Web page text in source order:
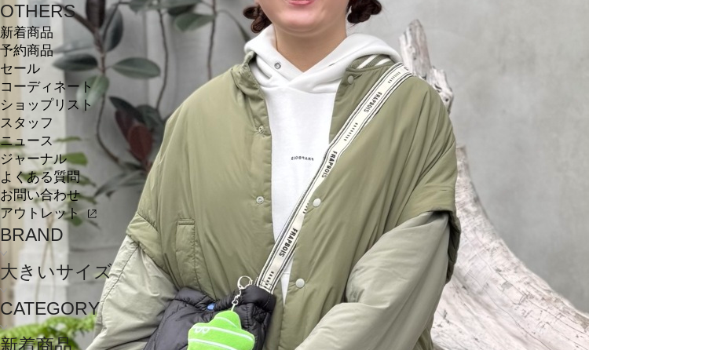
OTHERS
新着商品
予約商品
セール
コーディネート
ショップリスト
スタッフ
ニュース
ジャーナル
よくある質問
お問い合わせ
アウトレット
BRAND
大きいサイズ
CATEGORY
新着商品